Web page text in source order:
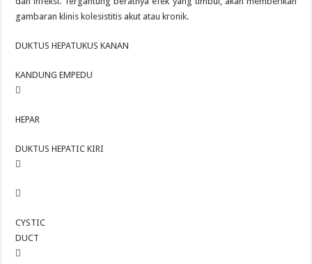
gambaran klinis kolesistitis akut atau kronik.
DUKTUS HEPATUKUS KANAN
KANDUNG EMPEDU

HEPAR
DUKTUS HEPATIC KIRI


CYSTIC
DUCT
